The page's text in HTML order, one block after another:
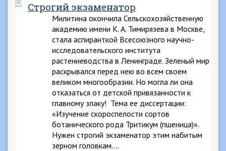
Строгий экзаменатор
Милитина окончила Сельскохозяйственную
академию имени К. А. Тимирязева в Москве,
стала аспиранткой Всесоюзного научно-
исследовательского института
растениеводства в Ленинграде. Зеленый мир
раскрывался перед нею во всем своем
великом многообразии. Но могла ли она
отказаться от детской привязанности к
главному злаку! Тема ее диссертации:
«Изучение скороспелости сортов
ботанического рода Тритикум (пшеница)».
Нужен строгий экзаменатор этим набитым
зерном головкам….